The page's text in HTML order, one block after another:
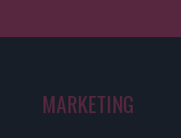
MARKETING